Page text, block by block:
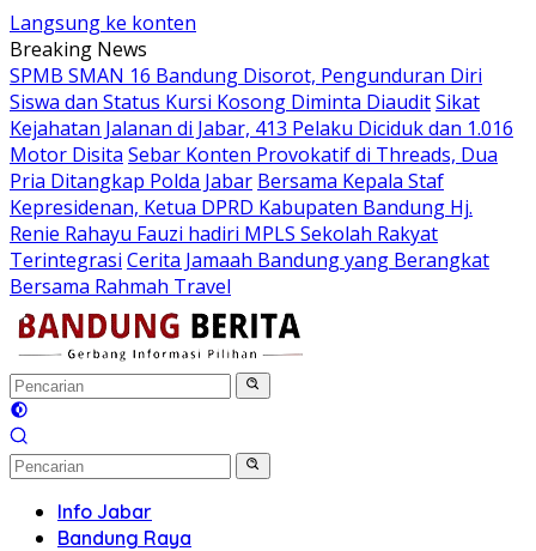
Langsung ke konten
Breaking News
SPMB SMAN 16 Bandung Disorot, Pengunduran Diri
Siswa dan Status Kursi Kosong Diminta DiauditSikat
Kejahatan Jalanan di Jabar, 413 Pelaku Diciduk dan 1.016
Motor Disita Sebar Konten Provokatif di Threads, Dua
Pria Ditangkap Polda Jabar Bersama Kepala Staf
Kepresidenan, Ketua DPRD Kabupaten Bandung Hj.
Renie Rahayu Fauzi hadiri MPLS Sekolah Rakyat
Terintegrasi Cerita Jamaah Bandung yang Berangkat
Bersama Rahmah Travel
Info Jabar
Bandung Raya